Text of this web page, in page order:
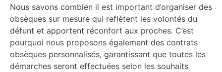
Nous savons combien il est important d’organiser des
obsèques sur mesure qui reflètent les volontés du
défunt et apportent réconfort aux proches. C’est
pourquoi nous proposons également des contrats
obsèques personnalisés, garantissant que toutes les
démarches seront effectuées selon les souhaits